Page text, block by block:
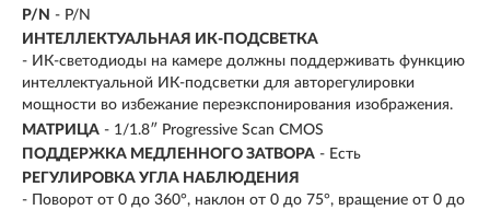
P/N - P/N
ИНТЕЛЛЕКТУАЛЬНАЯ ИК-ПОДСВЕТКА
- ИК-светодиоды на камере должны поддерживать функцию
интеллектуальной ИК-подсветки для авторегулировки
мощности во избежание переэкспонирования изображения.
МАТРИЦА - 1/1.8″ Progressive Scan CMOS
ПОДДЕРЖКА МЕДЛЕННОГО ЗАТВОРА - Есть
РЕГУЛИРОВКА УГЛА НАБЛЮДЕНИЯ
- Поворот от 0 до 360°, наклон от 0 до 75°, вращение от 0 до